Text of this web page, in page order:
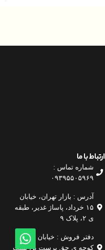
ارتباط با ما
شماره تماس :
۰۹۳۹۵۵۰۵۹۶۹
آدرس : بازار تهران، خیابان
۱۵ خرداد، پاساژ غدیر، طبقه
ی ۲، پلاک ۹
دفتر فروش : خیابان پامنار
کوچه ی حق پرست بن بست